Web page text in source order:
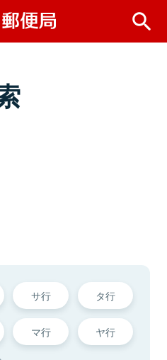
サ行 タ行
マ行 ヤ行